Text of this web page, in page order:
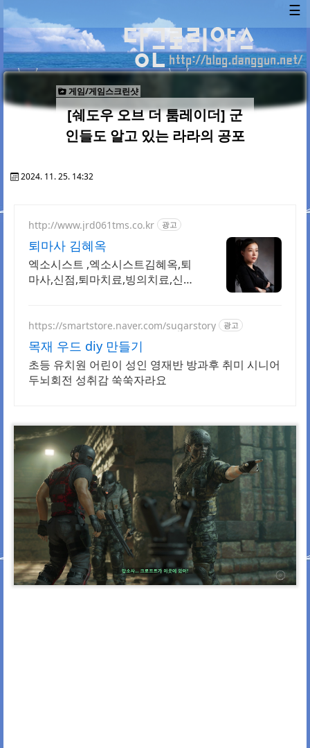
☰
게임/게임스크린샷
[쉐도우 오브 더 툼레이더] 군
인들도 알고 있는 라라의 공포
2024. 11. 25. 14:32
http://www.jrd061tms.co.kr 광고
퇴마사 김혜옥
엑소시스트 ,엑소시스트김혜옥,퇴
마사,신점,퇴마치료,빙의치료,신병
https://smartstore.naver.com/sugarstory 광고
목재 우드 diy 만들기
초등 유치원 어린이 성인 영재반 방과후 취미 시니어
두뇌회전 성취감 쑥쑥자라요